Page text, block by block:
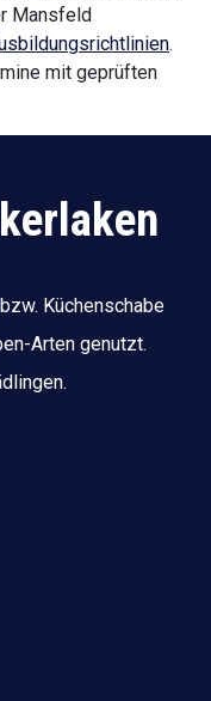
Mansfeld
.
mit geprüften
Küchenschabe
Arten genutzt.